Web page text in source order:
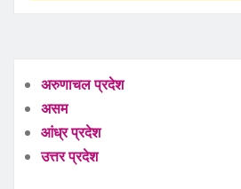
अरुणाचल प्रदेश
असम
आंध्र प्रदेश
उत्तर प्रदेश